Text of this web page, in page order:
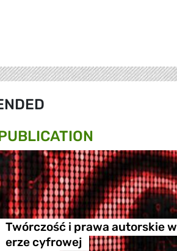
Twórczość i prawa autorskie w
erze cyfrowej